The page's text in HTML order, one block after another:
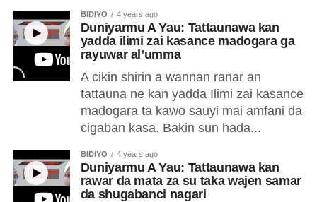
BIDIYO 4 years ago
Duniyarmu A Yau: Tattaunawa kan
yadda ilimi zai kasance madogara ga
rayuwar al’umma
A cikin shirin a wannan ranar an
tattauna ne kan yadda Ilimi zai kasance
madogara ta kawo sauyi mai amfani da
cigaban kasa. Bakin sun hada...
BIDIYO 4 years ago
Duniyarmu A Yau: Tattaunawa kan
rawar da mata za su taka wajen samar
da shugabanci nagari